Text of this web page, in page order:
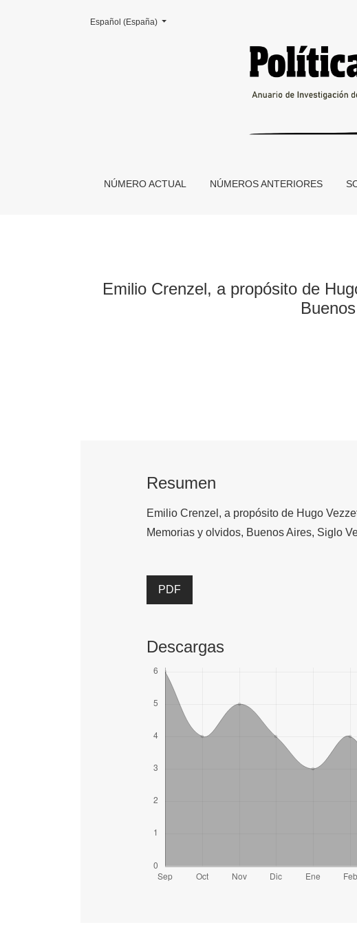
Emilio Crenzel, a propósito de Hugo Vezzetti, Sobre la
NÚMERO ACTUAL NÚMEROS ANTERIORES
Cambiar el idioma. El actual es:
Español (España)
Emilio Crenzel, a propósito de
Resumen
Emilio Crenzel, a propósito de Hugo
Memorias y olvidos, Buenos Aires, Siglo
PDF
Descargas